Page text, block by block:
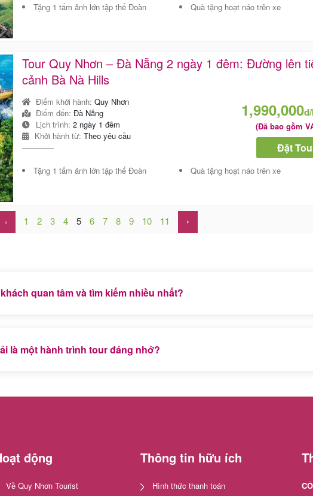
Tặng 1 tấm ảnh lớn tập thể Đoàn Quà tặng hoạt náo trên xe
Tour Quy Nhơn – Đà Nẵng 2 ngày 1 đêm: Đường lên
cảnh Bà Nà Hills
Điểm khởi hành: Quy Nhơn
Điểm đến: Đà Nẵng
Lịch trình: 2 ngày 1 đêm
Khởi hành từ: Theo yêu cầu
1,990,000
(Đã bao gồm
Đặt
Tặng 1 tấm ảnh lớn tập thể Đoàn Quà tặng hoạt náo trên xe
‹ 1 2 3 4 5 6 7 8 9 10 11 ›
quan tâm và tìm kiếm nhiều nhất?
là một hành trình tour đáng nhớ?
động
Về Quy Nhơn Tourist
Thông tin hữu ích
Hình thức thanh toán